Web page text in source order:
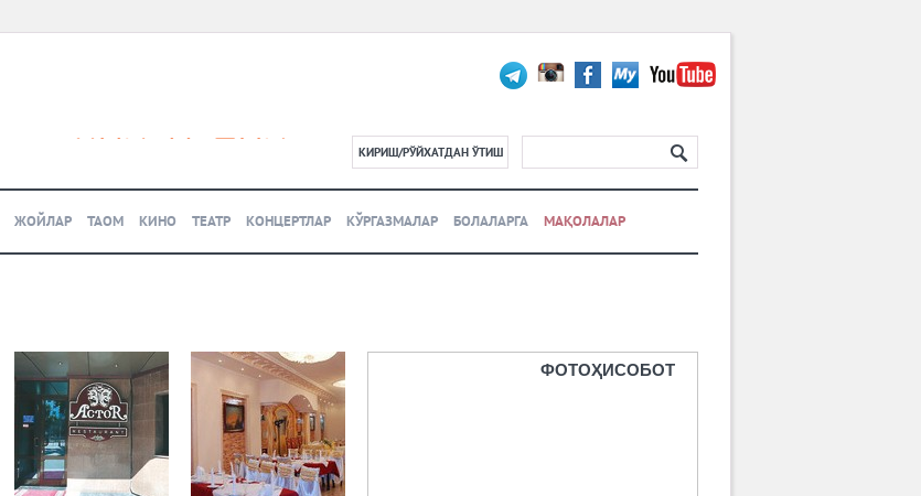
КИРИШ/РЎЙХАТДАН ЎТИШ
ЖОЙЛАР ТАОМ КИНО ТЕАТР КОНЦЕРТЛАР КЎРГАЗМАЛАР БОЛАЛАРГА МАҚОЛАЛАР
ФОТОҲИСОБОТ